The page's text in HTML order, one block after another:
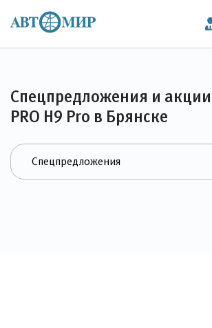
Спецпредложения и
PRO H9 Pro в Брянске